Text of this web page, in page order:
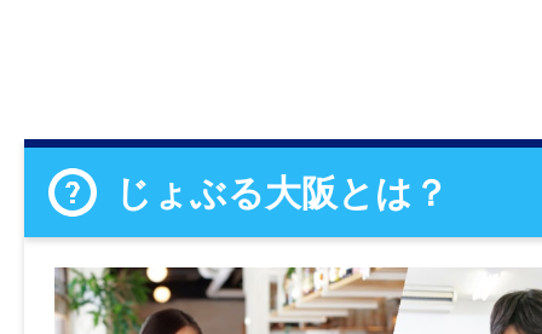
じょぶる大阪とは？